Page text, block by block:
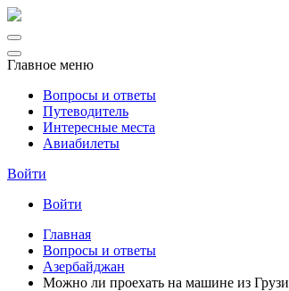
Главное меню
Вопросы и ответы
Путеводитель
Интересные места
Авиабилеты
Войти
Войти
Главная
Вопросы и ответы
Азербайджан
Можно ли проехать на машине из